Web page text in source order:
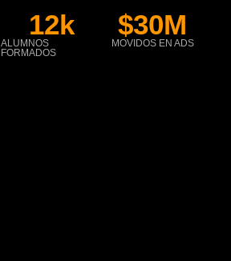
ALUMNOS
FORMADOS
12k
MOVIDOS EN ADS
$30M